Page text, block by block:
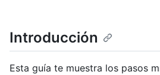
Introducción
Esta guía te muestra los pasos